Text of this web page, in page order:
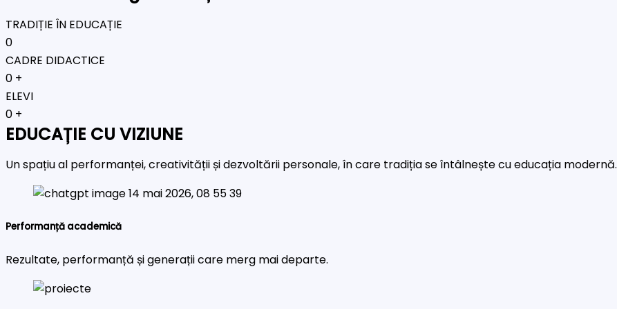
TRADIȚIE ÎN EDUCAȚIE
0
CADRE DIDACTICE
0 +
ELEVI
0 +
EDUCAȚIE CU VIZIUNE
Un spațiu al performanței, creativității și dezvoltării personale, în care tradiția se întâlnește cu educația modernă.
Performanță academică
Rezultate, performanță și generații care merg mai departe.